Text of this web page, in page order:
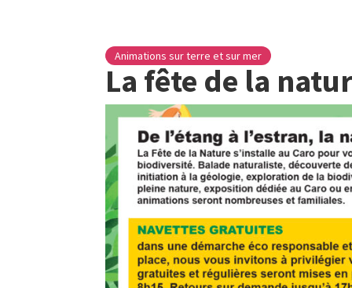
Animations sur terre et sur mer
La fête de la